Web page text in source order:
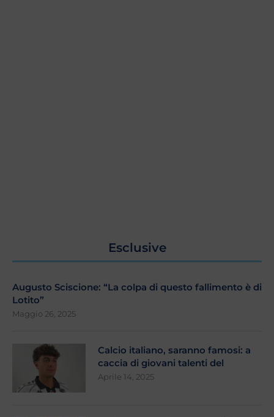
Esclusive
Augusto Sciscione: “La colpa di questo fallimento è di
Lotito”
Maggio 26, 2025
Calcio italiano, saranno famosi: a
caccia di giovani talenti del
Aprile 14, 2025